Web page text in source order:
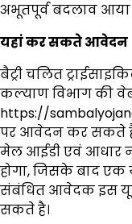
अभूतपूर्व बदलाव आया
यहां कर सकते आवेदन
बैट्री चलित
कल्याण विभाग की
https://
पर आवेदन कर सकते
मेल आईडी एवं आधार
होगा, जिसके बाद एक
संबंधित आवेदक इस
सकते है।